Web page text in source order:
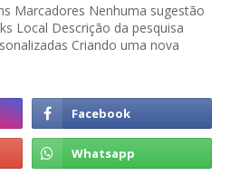
Marcadores Nenhuma sugestão
Local Descrição da pesquisa
Criando uma nova